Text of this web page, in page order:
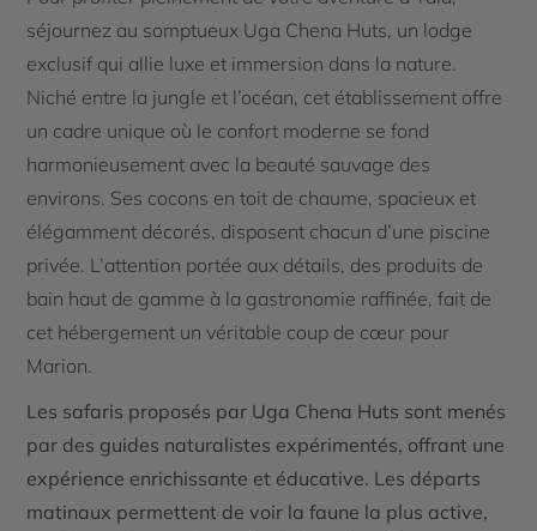
séjournez au somptueux Uga Chena Huts, un lodge
exclusif qui allie luxe et immersion dans la nature.
Niché entre la jungle et l’océan, cet établissement offre
un cadre unique où le confort moderne se fond
harmonieusement avec la beauté sauvage des
environs. Ses cocons en toit de chaume, spacieux et
élégamment décorés, disposent chacun d’une piscine
privée. L’attention portée aux détails, des produits de
bain haut de gamme à la gastronomie raffinée, fait de
cet hébergement un véritable coup de cœur pour
Marion.
Les safaris proposés par Uga Chena Huts sont menés
par des guides naturalistes expérimentés, offrant une
expérience enrichissante et éducative. Les départs
matinaux permettent de voir la faune la plus active,